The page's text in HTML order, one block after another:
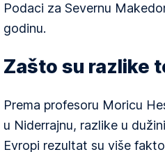
Podaci za Severnu
godinu.
Zašto su razlike
Prema profesoru Moricu
u Niderrajnu, razlike u
Evropi rezultat su više